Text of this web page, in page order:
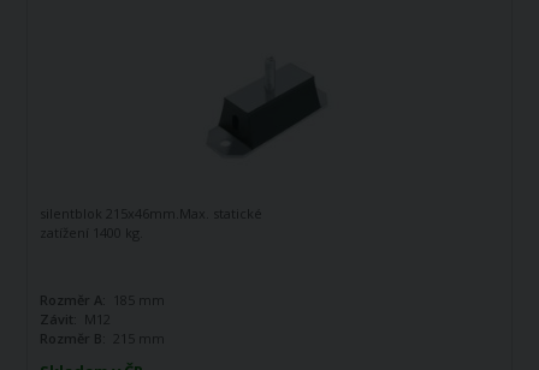
silentblok 215x46mm.Max. statické
zatížení 1400 kg.
Rozměr A:
185 mm
Závit: M12
Rozměr B:
215 mm